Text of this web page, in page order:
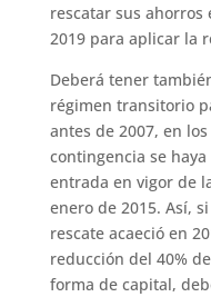
rescatar sus
2019 para aplicar la
Deberá tener
régimen transitorio
antes de 2007, en
contingencia se
entrada en vigor de
enero de 2015. Así,
rescate acaeció en
reducción del 40%
forma de capital,